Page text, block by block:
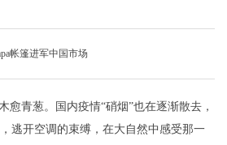
帐篷进军中国市场
青葱。国内疫情“硝烟”也在逐渐散去，
逃开空调的束缚，在大自然中感受那一